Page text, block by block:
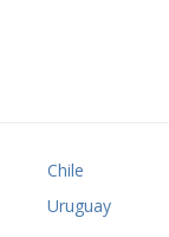
Chile
Uruguay